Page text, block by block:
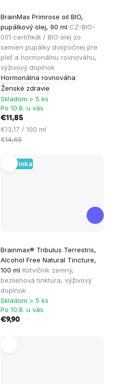
BrainMax Primrose oil BIO,
pupálkový olej, 90 ml CZ-BIO-
001 certifikát / BIO olej zo
semien pupálky dvojročnej pre
pleť a hormonálnu rovnováhu,
výživový doplnok
Hormonálna rovnováha
Ženské zdravie
Skladom > 5 ks
Po 10.8. u vás
€11,85
Jednotková
cena:
€13,17 / 100 ml
€14,65
Novinka
Brainmax® Tribulus Terrestris,
Alcohol Free Natural Tincture,
100 ml Kotvičník zemný,
bezliehová tinktúra, výživový
doplnok
Skladom > 5 ks
Po 10.8. u vás
€9,90